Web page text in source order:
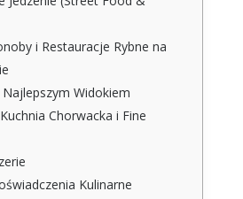
i Restauracje Rybne na
Widokiem
Chorwacka i Fine
Kulinarne